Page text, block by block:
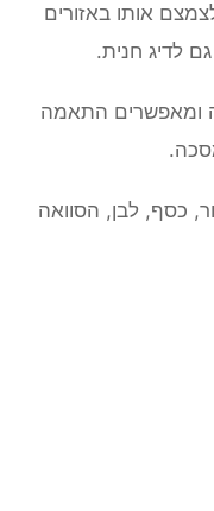
אותו באזורים
לדיג חנית.
ומאפשרים התאמה
כסף, לבן, הסוואה